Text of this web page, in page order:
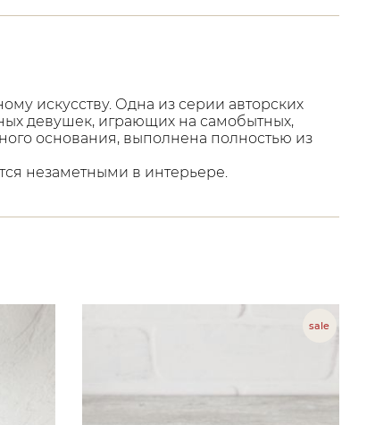
искусству. Одна из серии авторских
девушек, играющих на самобытных,
основания, выполнена полностью из
незаметными в интерьере.